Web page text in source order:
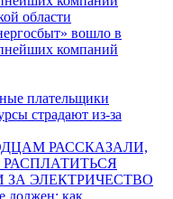
области
вошло в
компаний
плательщики
страдают из-за
РАССКАЗАЛИ,
РАСПЛАТИТЬСЯ
ЗА ЭЛЕКТРИЧЕСТВО